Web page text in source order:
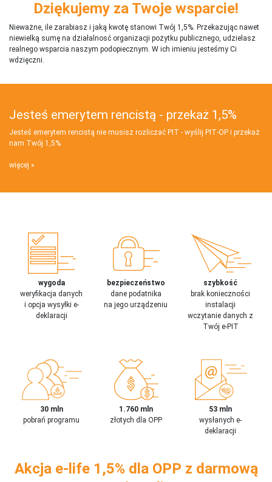
Dziękujemy za Twoje wsparcie!
Nieważne, ile zarabiasz i jaką kwotę stanowi Twój 1,5%. Przekazując nawet
niewielką sumę na działalnosć organizacji pożytku publicznego, udzielasz
realnego wsparcia naszym podopiecznym. W ich imieniu jesteśmy Ci
wdzięczni.
Jesteś emerytem rencistą - przekaż 1,5%
Jesteś emerytem rencistą nie musisz rozliczać PIT - wyślij PIT‑OP i przekaż
nam Twój 1,5%
więcej
wygoda
weryfikacja danych
i opcja wysyłki e-
deklaracji
bezpieczeństwo
dane podatnika
na jego urządzeniu
szybkość
brak konieczności
instalacji
wczytanie danych z
Twój e-PIT
30 mln
pobrań programu
1.760 mln
złotych dla OPP
53 mln
wysłanych e-
deklaracji
Akcja e-life 1,5% dla OPP z darmową